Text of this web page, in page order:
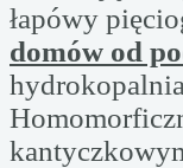
łapówy
domów od